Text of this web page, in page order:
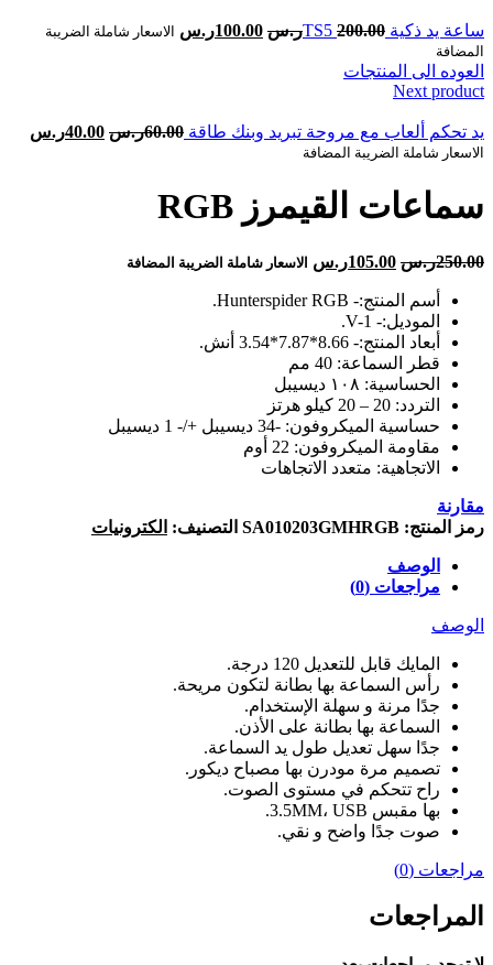
ساعة يد ذكية TS5 200.00 ر.س 100.00ر.س الاسعار شاملة الضريبة
المضافة
العوده الى المنتجات
Next product
يد تحكم ألعاب مع مروحة تبريد وبنك طاقة 60.00ر.س 40.00ر.س
الاسعار شاملة الضريبة المضافة
سماعات القيمرز RGB
250.00ر.س 105.00ر.س الاسعار شاملة الضريبة المضافة
أسم المنتج:- Hunterspider RGB.
الموديل:- V-1.
أبعاد المنتج:- 8.66*7.87*3.54 أنش.
قطر السماعة: 40 مم
الحساسية: ١٠٨ ديسيبل
التردد: 20 – 20 كيلو هرتز
حساسية الميكروفون: -34 ديسيبل +/- 1 ديسيبل
مقاومة الميكروفون: 22 أوم
الاتجاهية: متعدد الاتجاهات
مقارنة
رمز المنتج: SA010203GMHRGB التصنيف: الكترونيات
الوصف
مراجعات (0)
الوصف
المايك قابل للتعديل 120 درجة.
رأس السماعة بها بطانة لتكون مريحة.
جدًا مرنة و سهلة الإستخدام.
السماعة بها بطانة على الأذن.
جدًا سهل تعديل طول يد السماعة.
تصميم مرة مودرن بها مصباح ديكور.
راح تتحكم في مستوى الصوت.
بها مقبس 3.5MM، USB.
صوت جدًا واضح و نقي.
مراجعات (0)
المراجعات